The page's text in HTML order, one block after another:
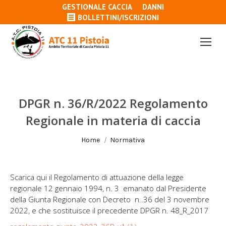
GESTIONALE CACCIA
DANNI
BOLLETTINI/ISCRIZIONI
DPGR n. 36/R/2022 Regolamento
Regionale in materia di caccia
Tu sei qui:
Home Normativa
Scarica qui il Regolamento di attuazione della legge
regionale 12 gennaio 1994, n. 3 emanato dal Presidente
della Giunta Regionale con Decreto n..36 del 3 novembre
2022, e che sostituisce il precedente DPGR n. 48_R_2017